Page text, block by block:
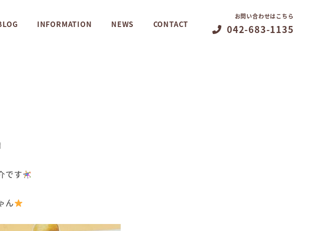
INFORMATION NEWS CONTACT
お問い合わせはこちら
042-683-1135
です
ん